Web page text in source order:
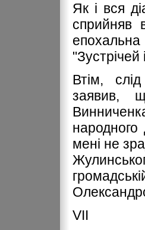
Як і вся
сприйняв
Втім,
заявив,
мені не
VІІ